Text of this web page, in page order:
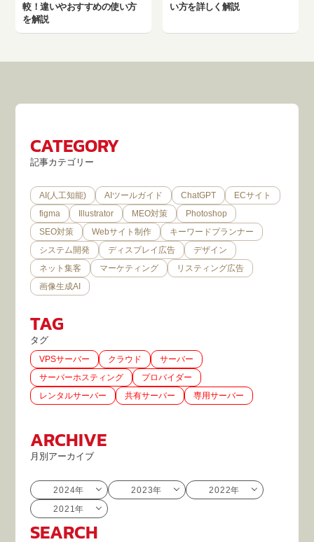
較！違いやおすすめの使い方
を解説
い方を詳しく解説
CATEGORY
記事カテゴリー
AI(人工知能) AIツールガイド ChatGPT
ECサイト
figma
Illustrator MEO対策
Photoshop
SEO対策
Webサイト制作
キーワードプランナー
システム開発
ディスプレイ広告
デザイン
ネット集客
マーケティング
リスティング広告
画像生成AI
TAG
タグ
VPSサーバー クラウド
サーバー
サーバーホスティング
プロバイダー
レンタルサーバー
共有サーバー 専用サーバー
ARCHIVE
月別アーカイブ
2024年 2023年
2022年
2021年
SEARCH